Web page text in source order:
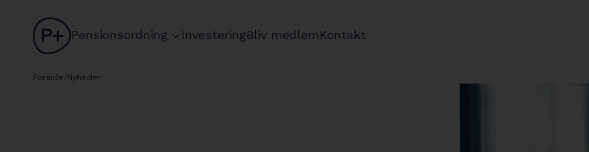
logo
Pensionsordning chevron
InvesteringBliv medlemKontakt
Forside/Nyheder